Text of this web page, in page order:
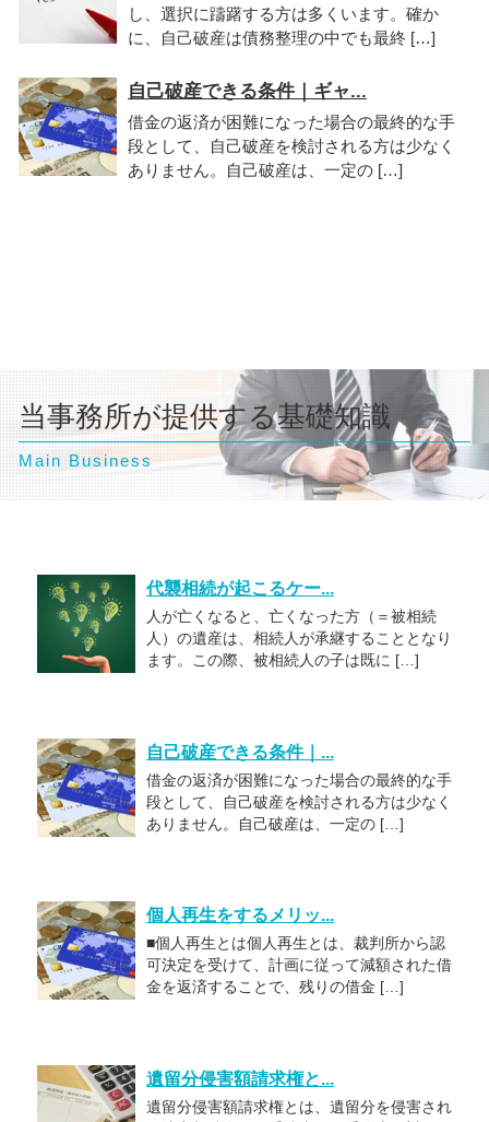
し、選択に躊躇する方は多くいます。確か
に、自己破産は債務整理の中でも最終 […]
自己破産できる条件｜ギャ...
借金の返済が困難になった場合の最終的な手
段として、自己破産を検討される方は少なく
ありません。自己破産は、一定の […]
当事務所が提供する基礎知識
Main Business
代襲相続が起こるケー...
人が亡くなると、亡くなった方（＝被相続
人）の遺産は、相続人が承継することとなり
ます。この際、被相続人の子は既に […]
自己破産できる条件｜...
借金の返済が困難になった場合の最終的な手
段として、自己破産を検討される方は少なく
ありません。自己破産は、一定の […]
個人再生をするメリッ...
■個人再生とは個人再生とは、裁判所から認
可決定を受けて、計画に従って減額された借
金を返済することで、残りの借金 […]
遺留分侵害額請求権と...
遺留分侵害額請求権とは、遺留分を侵害され